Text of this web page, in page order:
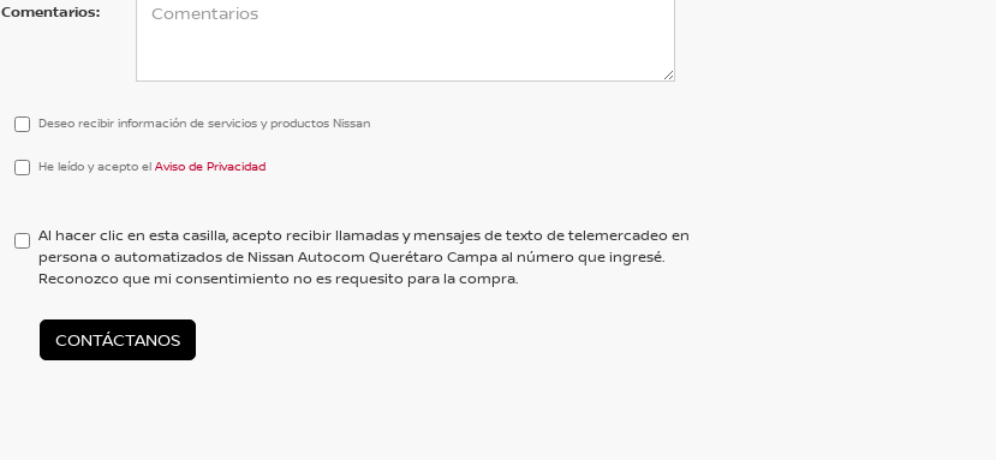
Comentarios:
Deseo recibir información de servicios y productos Nissan
He
el
<a
href='/privacy.aspx'
Privacidad</a>
He leído y acepto elAviso de Privacidad
Al hacer clic en esta casilla, acepto recibir llamadas y mensajes de texto de telemercadeo en
persona o automatizados de Nissan Autocom Querétaro Campa al número que ingresé.
Reconozco que mi consentimiento no es requesito para la compra.
CONTÁCTANOS